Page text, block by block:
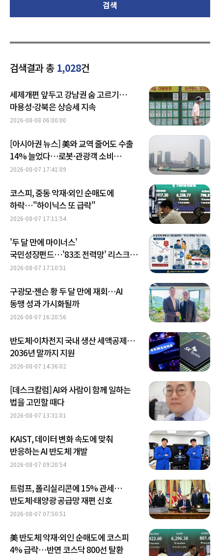
검색
검색결과 총 1,028건
세제개편 앞두고 강남권 숨 고르기…
마용성·강북은 상승세 지속
2026-08-08 06:00:00
[아시아권 뉴스] 美와 교역 줄어도 수출
14% 늘었다…로봇·관광객 소비
키우는 중국
2026-08-07 17:41:09
코스피, 중동 악재·외인 순매도에
하락…"하이닉스 또 급락"
2026-08-07 17:11:54
'두 달 만에 마이너스'
국민성장펀드…'83조 전력망' 리스크
확산
2026-08-07 17:10:51
구광모·젠슨 황 두 달 만에 재회…AI
동맹 성과 가시화될까
2026-08-07 16:20:56
반도체·이차전지 국내 생산 세액공제…
2036년 말까지 지원
2026-08-07 14:36:02
[데스크칼럼] AI와 사람이 함께 일하는
법을 고민할 때다
2026-08-07 13:31:01
KAIST, 데이터 변화 속도에 맞춰
반응하는 AI 반도체 개발
2026-08-07 09:20:54
트럼프, 폴리실리콘에 15% 관세…
반도체·태양광 공급망 재편 신호
2026-08-07 07:50:51
美 반도체 악재·외인 순매도에 코스피
4% 급락…반면 코스닥 800선 탈환